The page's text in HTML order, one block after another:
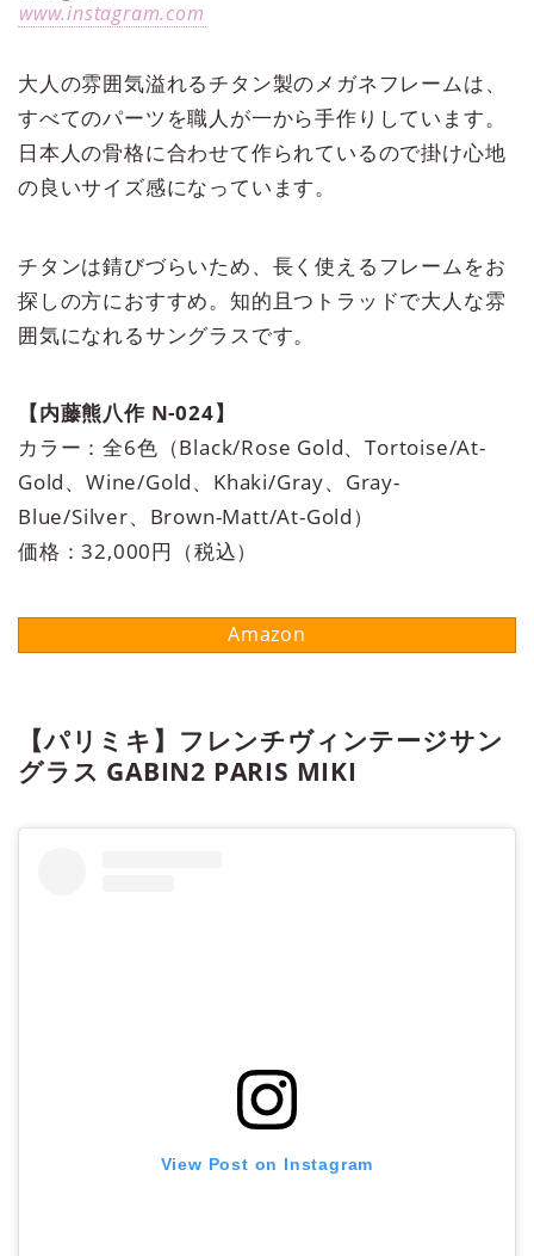
www.instagram.com
大人の雰囲気溢れるチタン製のメガネフレームは、
すべてのパーツを職人が一から手作りしています。
日本人の骨格に合わせて作られているので掛け心地
の良いサイズ感になっています。
チタンは錆びづらいため、長く使えるフレームをお
探しの方におすすめ。知的且つトラッドで大人な雰
囲気になれるサングラスです。
【内藤熊八作 N-024】
カラー：全6色（Black/Rose Gold、Tortoise/At-
Gold、Wine/Gold、Khaki/Gray、Gray-
Blue/Silver、Brown-Matt/At-Gold）
価格：32,000円（税込）
【パリミキ】フレンチヴィンテージサン
グラス GABIN2 PARIS MIKI
View Post on Instagram